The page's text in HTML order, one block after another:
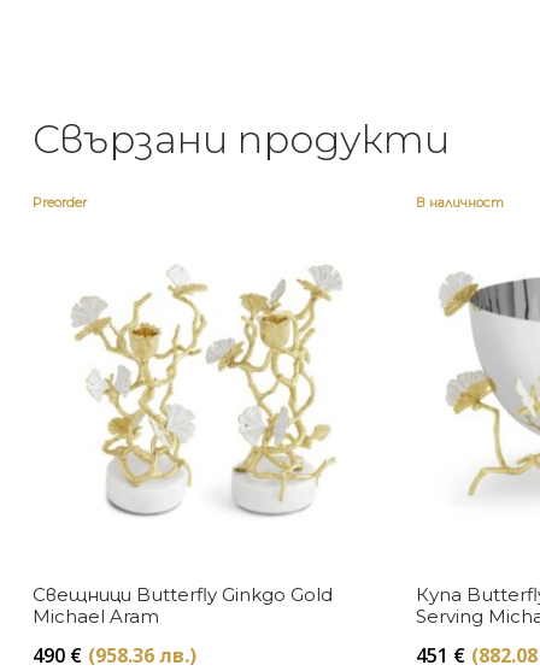
Свързани продукти
Preorder
Свещници Butterfly Ginkgo Gold
Michael Aram
490 € (958.36 лв.)
В наличност
Купа
Serving
451 €